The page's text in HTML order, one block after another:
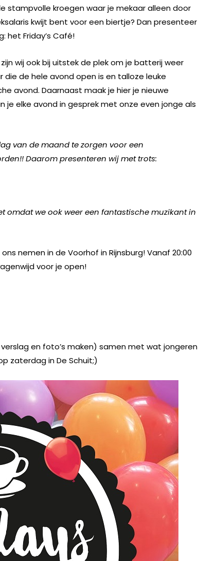
stampvolle kroegen waar je mekaar alleen door
kwijt bent voor een biertje? Dan presenteer
het Friday’s Café!
wij ook bij uitstek de plek om je batterij weer
de hele avond open is en talloze leuke
avond. Daarnaast maak je hier je nieuwe
je elke avond in gesprek met onze even jonge als
van de maand te zorgen voor een
Daarom presenteren wij met trots:
omdat we ook weer een fantastische muzikant in
nemen in de Voorhof in Rijnsburg! Vanaf 20:00
voor je open!
en foto’s maken) samen met wat jongeren
zaterdag in De Schuit;)